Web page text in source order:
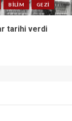
BILIM GEZI
tarihi verdi